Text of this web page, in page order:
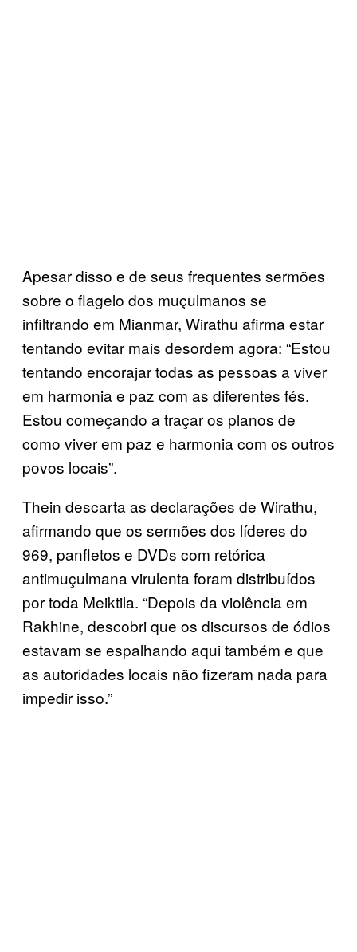
Apesar disso e de seus frequentes sermões
sobre o flagelo dos muçulmanos se
infiltrando em Mianmar, Wirathu afirma estar
tentando evitar mais desordem agora: “Estou
tentando encorajar todas as pessoas a viver
em harmonia e paz com as diferentes fés.
Estou começando a traçar os planos de
como viver em paz e harmonia com os outros
povos locais”.
Thein descarta as declarações de Wirathu,
afirmando que os sermões dos líderes do
969, panfletos e DVDs com retórica
antimuçulmana virulenta foram distribuídos
por toda Meiktila. “Depois da violência em
Rakhine, descobri que os discursos de ódios
estavam se espalhando aqui também e que
as autoridades locais não fizeram nada para
impedir isso.”